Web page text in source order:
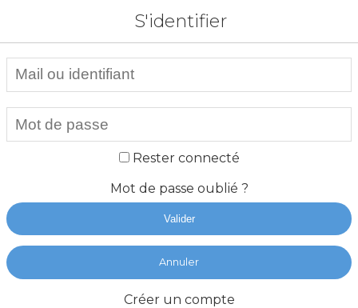
S'identifier
Rester connecté
Mot de passe oublié ?
Valider
Annuler
Créer un compte